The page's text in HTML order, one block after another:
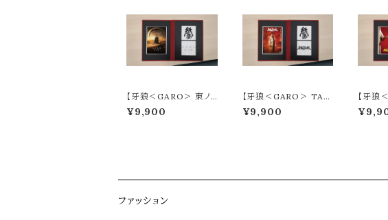
【牙狼＜GARO＞ 東ノ
界楼 ポスター】牙狼＜
GARO＞20周年記念：
¥9,900
【牙狼＜GARO＞ TAI
GA メインポスター】牙狼
＜GARO＞20周年記
¥9,900
【牙狼
GA ティ
牙狼＜
ファッション